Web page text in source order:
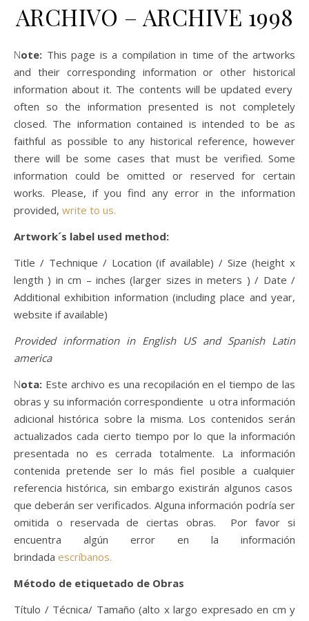
ARCHIVO – ARCHIVE 1998
Note: This page is a compilation in time of the artworks
and their corresponding information or other historical
information about it. The contents will be updated every
often so the information presented is not completely
closed. The information contained is intended to be as
faithful as possible to any historical reference, however
there will be some cases that must be verified. Some
information could be omitted or reserved for certain
works. Please, if you find any error in the information
provided, write to us.
Artwork´s label used method:
Title / Technique / Location (if available) / Size (height x
length ) in cm – inches (larger sizes in meters ) / Date /
Additional exhibition information (including place and year,
website if available)
Provided information in English US and Spanish Latin
america
Nota: Este archivo es una recopilación en el tiempo de las
obras y su información correspondiente u otra información
adicional histórica sobre la misma. Los contenidos serán
actualizados cada cierto tiempo por lo que la información
presentada no es cerrada totalmente. La información
contenida pretende ser lo más fiel posible a cualquier
referencia histórica, sin embargo existirán algunos casos
que deberán ser verificados. Alguna información podría ser
omitida o reservada de ciertas obras. Por favor si
encuentra algún error en la información
brindada escríbanos.
Método de etiquetado de Obras
Título / Técnica/ Tamaño (alto x largo expresado en cm y